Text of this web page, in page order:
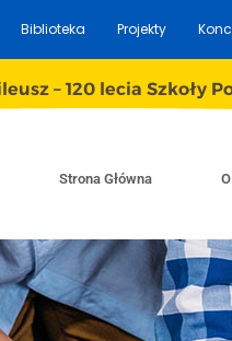
Biblioteka Projekty
– 120 lecia Szkoły
Strona Główna